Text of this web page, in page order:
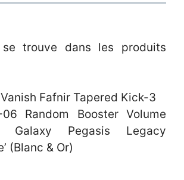
se trouve dans les produits
Fafnir Tapered Kick-3
06 Random Booster Volume
Pegasis Legacy
(Blanc & Or)